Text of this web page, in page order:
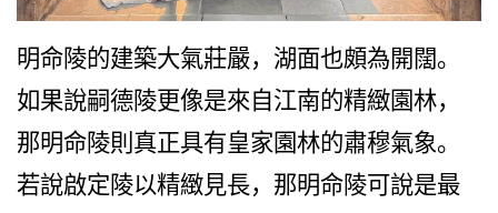
明命陵的建築大氣莊嚴，湖面也頗為開闊。
如果說嗣德陵更像是來自江南的精緻園林，
那明命陵則真正具有皇家園林的肅穆氣象。
若說啟定陵以精緻見長，那明命陵可說是最